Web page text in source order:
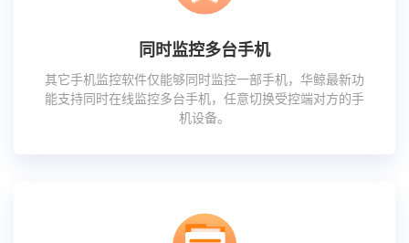
同时监控多台手机
其它手机监控软件仅能够同时监控一部手机，华鲸最新功
能支持同时在线监控多台手机，任意切换受控端对方的手
机设备。